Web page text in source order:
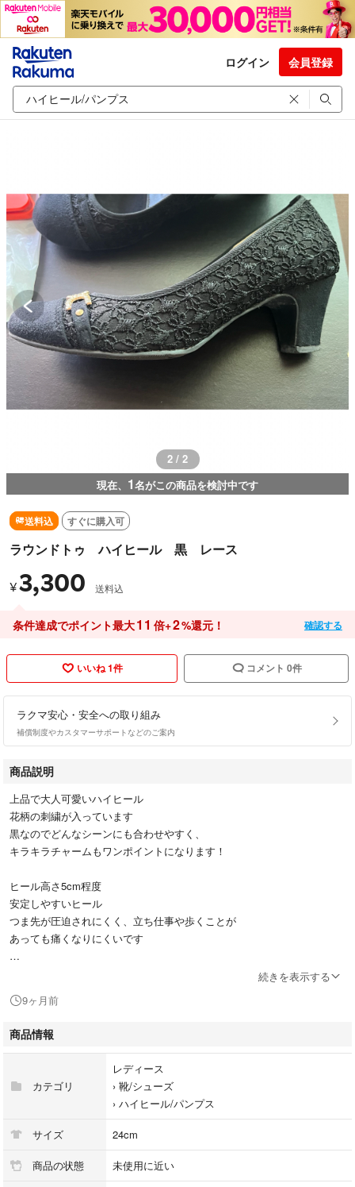
ログイン 会員登録
2 / 2
現在、 1名がこの商品を検討中です
送料込 すぐに購入可
ラウンドトゥ ハイヒール 黒 レース
¥3,300 送料込
条件達成でポイント最大11 倍+2%還元！ 確認する
いいね 1件 コメント 0件
ラクマ安心・安全への取り組み
補償制度やカスタマーサポートなどのご案内
商品説明
上品で大人可愛いハイヒール
花柄の刺繍が入っています
黒なのでどんなシーンにも合わせやすく、
キラキラチャームもワンポイントになります！
ヒール高さ5cm程度
安定しやすいヒール
つま先が圧迫されにくく、立ち仕事や歩くことが
あっても痛くなりにくいです
#花柄 #刺繍 #ブラック
#コーンヒール #痛くなりにくい
#パンプス #仕事靴 #オフィス
#事務 #ビジネス #脚長
#24.0 #24 #23.0 #23
続きを表示する
9ヶ月前
商品情報
カテゴリ
レディース
› 靴/シューズ
› ハイヒール/パンプス
サイズ 24cm
商品の状態 未使用に近い